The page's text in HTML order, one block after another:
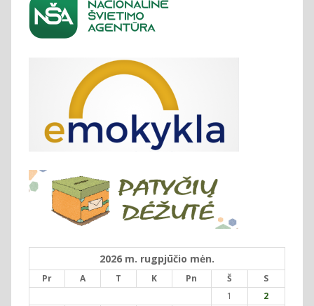
2026 m. rugpjūčio mėn.
Pr A T K Pn Š
S
1
2